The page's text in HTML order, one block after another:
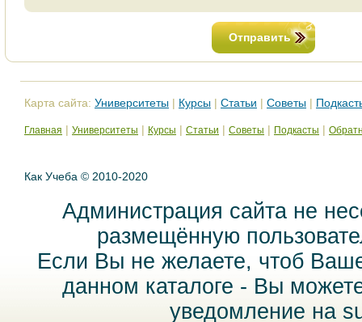
Отправить
Карта сайта: Университеты | Курсы | Статьи | Советы |
Главная | Университеты | Курсы | Статьи | Советы | Подкасты |
Как Учеба © 2010-2020
Администрация сайта не
размещённую
Если Вы не желаете, чтоб
данном каталоге - Вы
уведомление на